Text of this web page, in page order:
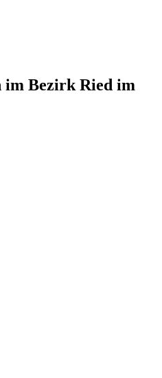
im Bezirk Ried im